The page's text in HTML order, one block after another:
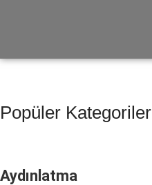
Popüler Kategoriler
Aydınlatma